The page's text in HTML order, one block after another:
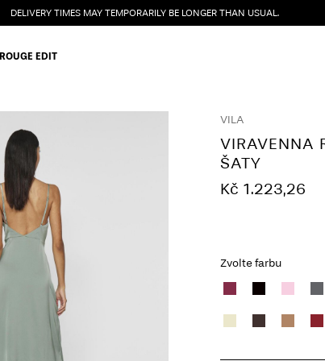
DELIVERY TIMES MAY TEMPORARILY BE LONGER THAN USUAL.
ROUGE EDIT
VILA
VIRAVENNA
ŠATY
Kč 1.223,26
Zvolte farbu